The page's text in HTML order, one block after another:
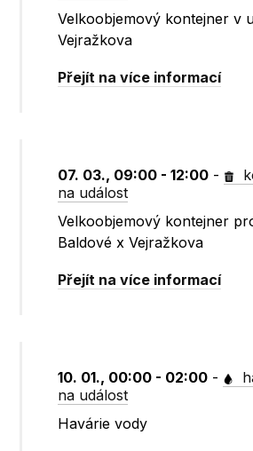
Velkoobjemový kontejner v
Vejražkova
Přejít na více informací
07. 03., 09:00 - 12:00 -
na událost
Velkoobjemový kontejner
Baldové x Vejražkova
Přejít na více informací
10. 01., 00:00 - 02:00 -
na událost
Havárie vody